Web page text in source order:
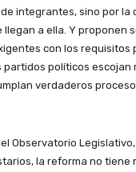
integrantes, sino por la
a ella. Y proponen
con los requisitos
políticos escojan
verdaderos
Observatorio
la reforma no tiene